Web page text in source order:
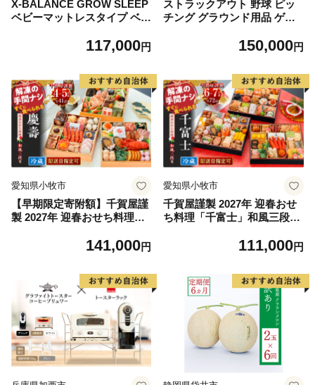
X-BALANCE GROW SLEEP
ベビーマットレスタイプ ベビ
ト 洗える 通気性 軽量 軽い
117,000円
ストラックアウト 野球 ピッ
チング グラウンド用品 ゲー
150,000円
愛知県小牧市
【早期限定寄附額】千賀屋謹
製 2027年 迎春おせち料理
前 全41品 冷蔵おせち おせち
おせち 人気 新春
141,000円
愛知県小牧市
千賀屋謹製 2027年 迎春おせ
ち料理「千富士」和風三段重
111,000円